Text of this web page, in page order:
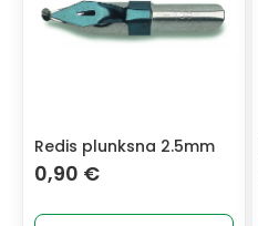
Redis plunksna 2.5mm
0,90 €